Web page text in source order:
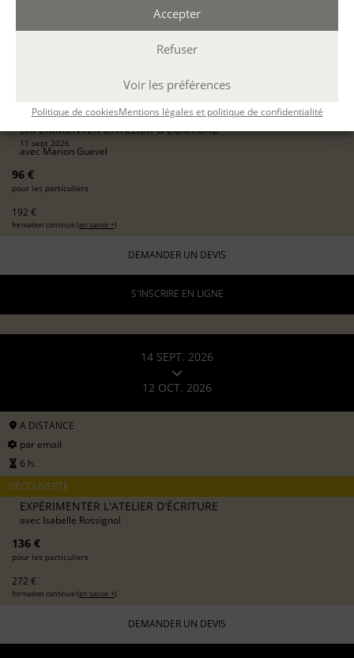
Accepter
Refuser
Voir les préférences
Politique de cookiesMentions légales et politique de confidentialité
présentiel
DÉCOUVERTE
EXPÉRIMENTER L'ATELIER D'ÉCRITURE
11 sept 2026
avecMarion Guevel
96 €
pour les particuliers
192 €
formation continue (en savoir +)
DEMANDER UN DEVIS
S'INSCRIRE EN LIGNE
14 SEPT. 2026
12 OCT. 2026
A DISTANCE
par email
6 h.
DÉCOUVERTE
EXPÉRIMENTER L'ATELIER D'ÉCRITURE
avec Isabelle Rossignol
136 €
pour les particuliers
272 €
formation continue (en savoir +)
DEMANDER UN DEVIS